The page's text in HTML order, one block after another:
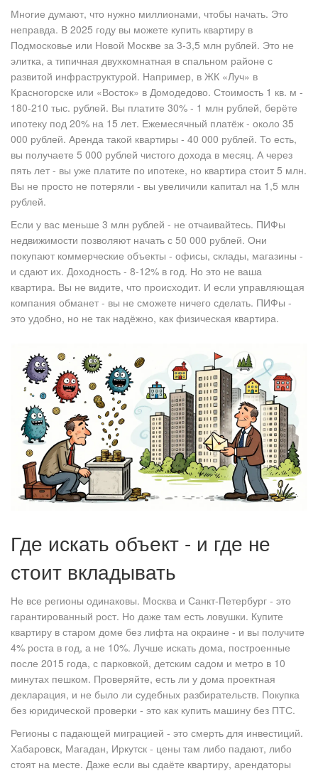
Многие думают, что нужно миллионами, чтобы начать. Это
неправда. В 2025 году вы можете купить квартиру в
Подмосковье или Новой Москве за 3-3,5 млн рублей. Это не
элитка, а типичная двухкомнатная в спальном районе с
развитой инфраструктурой. Например, в ЖК «Луч» в
Красногорске или «Восток» в Домодедово. Стоимость 1 кв. м -
180-210 тыс. рублей. Вы платите 30% - 1 млн рублей, берёте
ипотеку под 20% на 15 лет. Ежемесячный платёж - около 35
000 рублей. Аренда такой квартиры - 40 000 рублей. То есть,
вы получаете 5 000 рублей чистого дохода в месяц. А через
пять лет - вы уже платите по ипотеке, но квартира стоит 5 млн.
Вы не просто не потеряли - вы увеличили капитал на 1,5 млн
рублей.
Если у вас меньше 3 млн рублей - не отчаивайтесь. ПИФы
недвижимости позволяют начать с 50 000 рублей. Они
покупают коммерческие объекты - офисы, склады, магазины -
и сдают их. Доходность - 8-12% в год. Но это не ваша
квартира. Вы не видите, что происходит. И если управляющая
компания обманет - вы не сможете ничего сделать. ПИФы -
это удобно, но не так надёжно, как физическая квартира.
Где искать объект - и где не
стоит вкладывать
Не все регионы одинаковы. Москва и Санкт-Петербург - это
гарантированный рост. Но даже там есть ловушки. Купите
квартиру в старом доме без лифта на окраине - и вы получите
4% роста в год, а не 10%. Лучше искать дома, построенные
после 2015 года, с парковкой, детским садом и метро в 10
минутах пешком. Проверяйте, есть ли у дома проектная
декларация, и не было ли судебных разбирательств. Покупка
без юридической проверки - это как купить машину без ПТС.
Регионы с падающей миграцией - это смерть для инвестиций.
Хабаровск, Магадан, Иркутск - цены там либо падают, либо
стоят на месте. Даже если вы сдаёте квартиру, арендаторы